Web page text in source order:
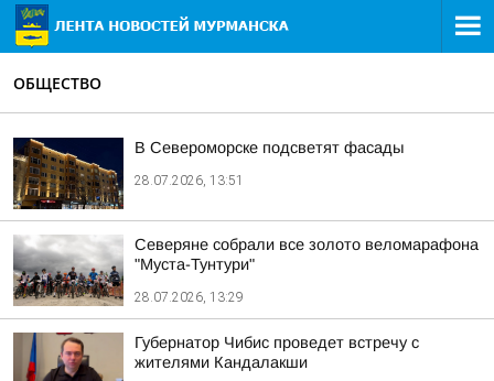
ОБЩЕСТВО
В Североморске подсветят фасады
28.07.2026, 13:51
Северяне собрали все золото веломарафона
"Муста-Тунтури"
28.07.2026, 13:29
Губернатор Чибис проведет встречу с
жителями Кандалакши